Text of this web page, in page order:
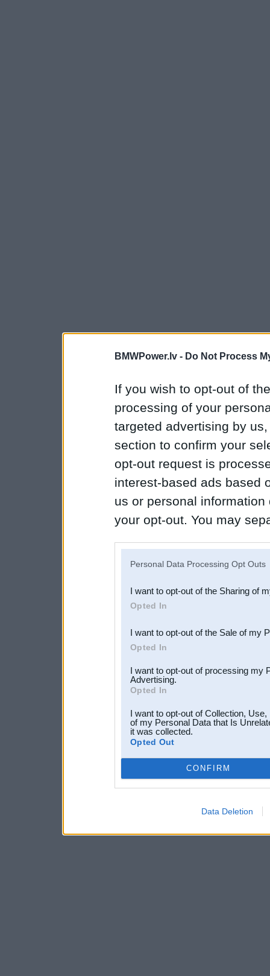
BMWPower.lv - Do Not Process
If you wish to opt-out of
processing of your
targeted advertising by
section to confirm your
opt-out request is
interest-based ads based
us or personal
your opt-out. You may
Downstream Participants
third parties.
Personal Data Processing Opt Outs
I want to opt-out of the Sharing of
Opted In
I want to opt-out of the Sale of my
Opted In
I want to opt-out of processing my
Advertising.
Opted In
I want to opt-out of Collection,
of my Personal Data that Is
it was collected.
Opted Out
CONFIRM
Data Deletion